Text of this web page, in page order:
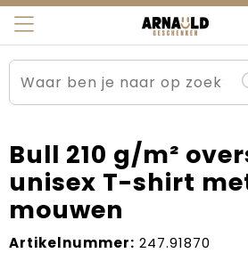
Relatiegeschenken
Sportkleding
Werkkleding
Beurs en Evenementen
Brievenbuspakketten
Carnaval
Arnauld Kerstpakketten
MijnEigenKadootje
Ons team
Contact
Blogs
Bull 210 g/m²
unisex T-shirt
mouwen
Artikelnummer: 247.91870